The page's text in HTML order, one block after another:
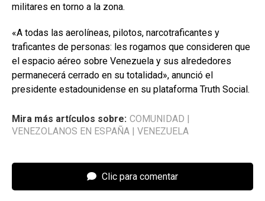
militares en torno a la zona.
«A todas las aerolíneas, pilotos, narcotraficantes y
traficantes de personas: les rogamos que consideren que
el espacio aéreo sobre Venezuela y sus alrededores
permanecerá cerrado en su totalidad», anunció el
presidente estadounidense en su plataforma Truth Social.
Mira más artículos sobre: COMUNIDAD
VENEZOLANOS EN ESPAÑA
VENEZUELA
Clic para comentar